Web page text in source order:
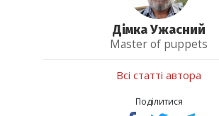
Дімка Ужасний
Master of puppets
Всі статті автора
Поділитися